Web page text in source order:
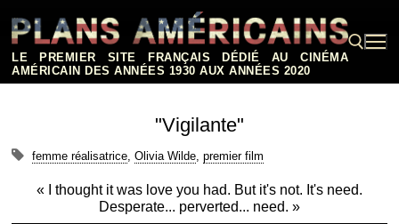
contenu
LE PREMIER SITE FRANÇAIS DÉDIÉ AU CINÉMA
AMÉRICAIN DES ANNÉES 1930 AUX ANNÉES 2020
Rechercher :
"Vigilante"
femme réalisatrice, Olivia Wilde, premier film
« I thought it was love you had. But it's not. It's need.
Desperate... perverted... need. »